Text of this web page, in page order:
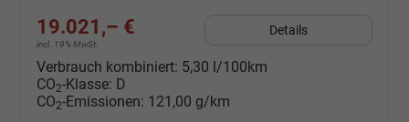
19.021,– €
incl. 19% MwSt.
Details
Verbrauch kombiniert: 5,30 l/100km
CO2-Klasse: D
CO2-Emissionen: 121,00 g/km